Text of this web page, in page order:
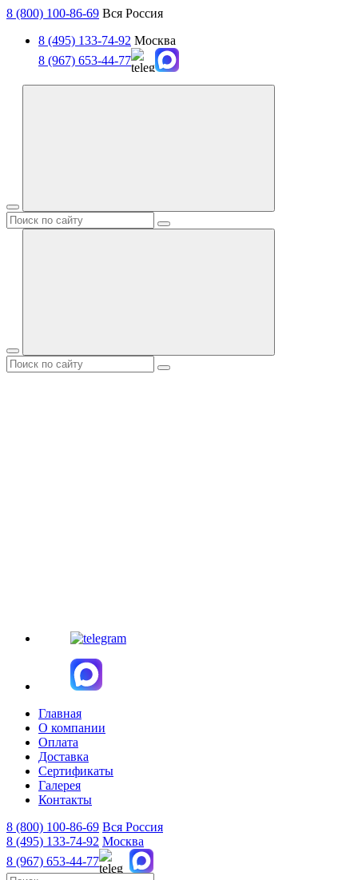
8 (800) 100-86-69 Вся Россия
8 (495) 133-74-92 Москва
8 (967) 653-44-77
Главная
О компании
Оплата
Доставка
Сертификаты
Галерея
Контакты
8 (800) 100-86-69 Вся Россия
8 (495) 133-74-92 Москва
8 (967) 653-44-77